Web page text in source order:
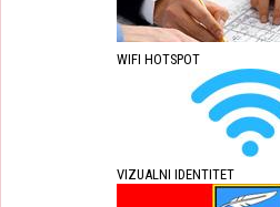
WIFI HOTSPOT
VIZUALNI IDENTITET